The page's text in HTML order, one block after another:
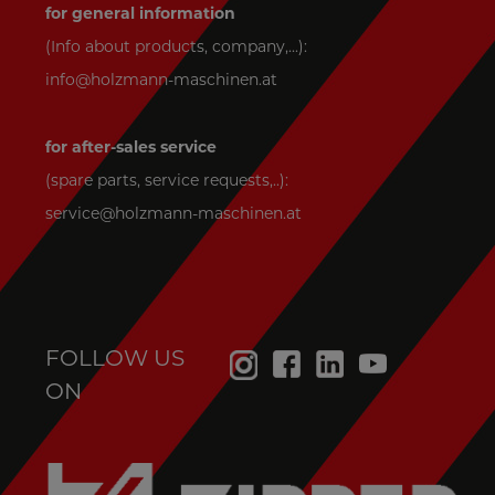
for general information
(Info about products, company,...):
info@holzmann-maschinen.at
for after-sales service
(spare parts, service requests,..):
service@holzmann-maschinen.at
FOLLOW US
ON